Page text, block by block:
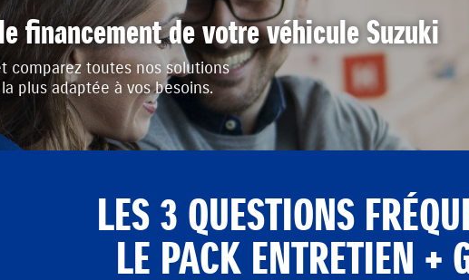
financement de votre véhicule Suzuki
comparez toutes nos solutions
plus adaptée à vos besoins.
LES 3 QUESTIONS
LE PACK ENTRETIEN +